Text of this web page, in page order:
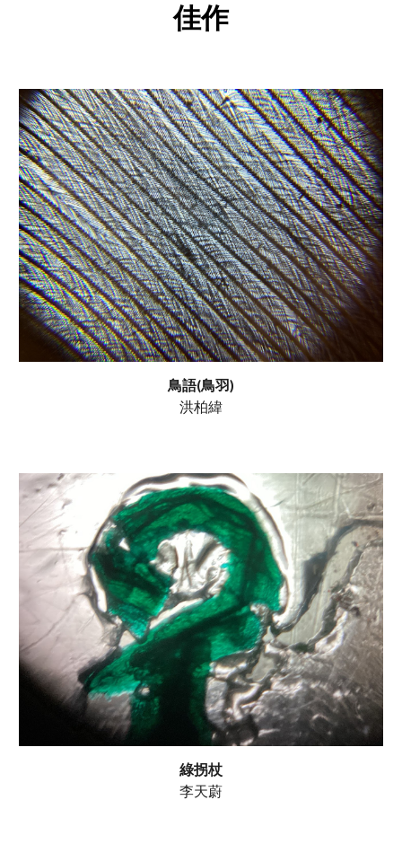
佳作
鳥語(鳥羽)
洪柏緯
綠拐杖
李天蔚